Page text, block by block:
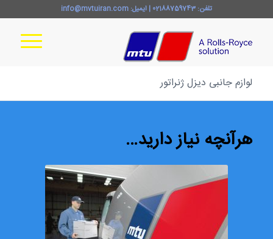
تلفن: 02188759743 | ایمیل: info@mvtuiran.com
لوازم جانبی دیزل ژنراتور
هرآنچه نیاز دارید…